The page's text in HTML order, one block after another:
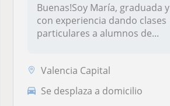
Buenas!Soy María, graduada y
con experiencia dando clases
particulares a alumnos de...
Valencia Capital
Se desplaza a domicilio